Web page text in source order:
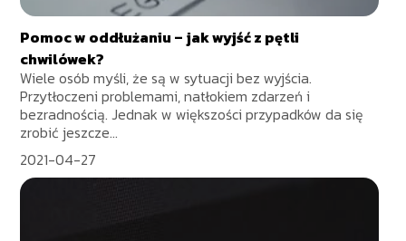
Pomoc w oddłużaniu – jak wyjść z pętli
chwilówek?
Wiele osób myśli, że są w sytuacji bez wyjścia.
Przytłoczeni problemami, natłokiem zdarzeń i
bezradnością. Jednak w większości przypadków da się
zrobić jeszcze...
2021-04-27